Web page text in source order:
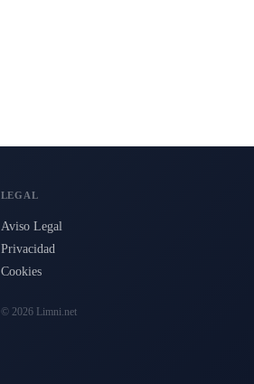
LEGAL
Aviso Legal
Privacidad
Cookies
© 2026 Limni.net